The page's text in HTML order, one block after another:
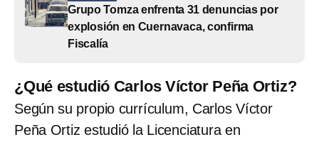
Grupo Tomza enfrenta 31 denuncias por
explosión en Cuernavaca, confirma
Fiscalía
¿Qué estudió Carlos Víctor Peña Ortiz?
Según su propio currículum, Carlos Víctor
Peña Ortiz estudió la Licenciatura en